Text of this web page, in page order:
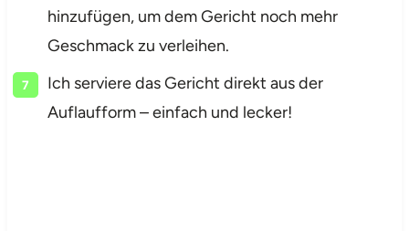
hinzufügen, um dem Gericht noch mehr
Geschmack zu verleihen.
Ich serviere das Gericht direkt aus der
Auflaufform – einfach und lecker!